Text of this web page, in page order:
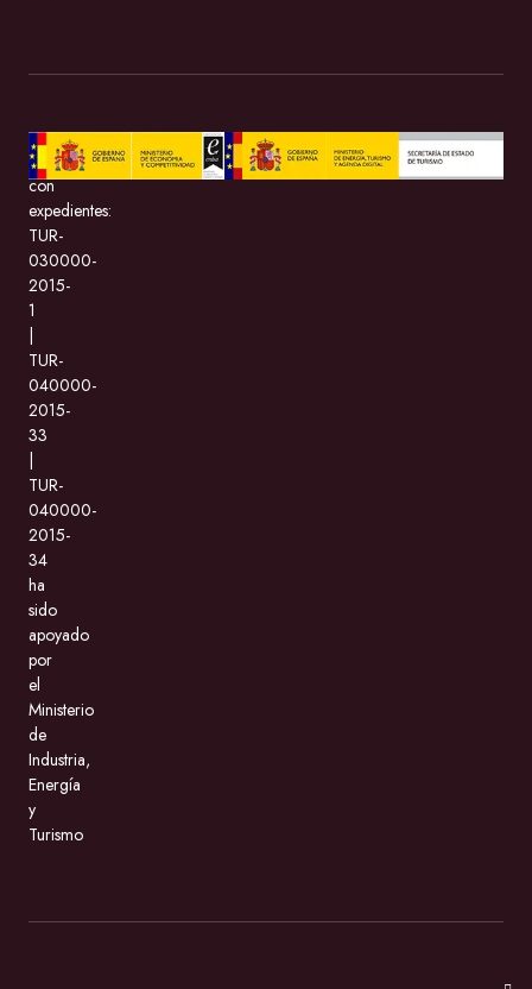
BeMate.com
con
expedientes:
TUR-
030000-
2015-
1
TUR-
040000-
2015-
33
TUR-
040000-
2015-
34
ha
sido
apoyado
por
el
Ministerio
de
Industria,
Energía
y
Turismo